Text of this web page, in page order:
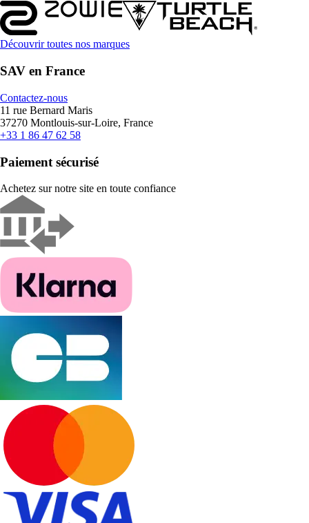
Découvrir toutes nos marques
SAV en France
Contactez-nous
11 rue Bernard Maris
37270 Montlouis-sur-Loire, France
+33 1 86 47 62 58
Paiement sécurisé
Achetez sur notre site en toute confiance